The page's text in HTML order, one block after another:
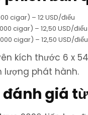
cigar) – 12 USD/điếu
cigar) – 12,50 USD/điếu
cigar) – 12,50 USD/điếu
kích thước 6 x
lượng phát hành.
giá